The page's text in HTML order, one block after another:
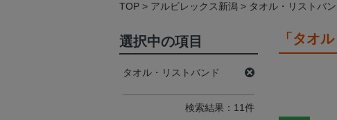
TOP アルビレックス新潟 タオル・リストバ
「タオ
選択中の項目
タオル・リストバンド
検索結果：11件